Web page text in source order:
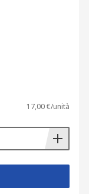
17,00 €/unità